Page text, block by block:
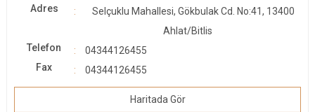
Adres
Selçuklu Mahallesi, Gökbulak Cd. No:41, 13400
Ahlat/Bitlis
Telefon
04344126455
Fax
04344126455
Haritada Gör